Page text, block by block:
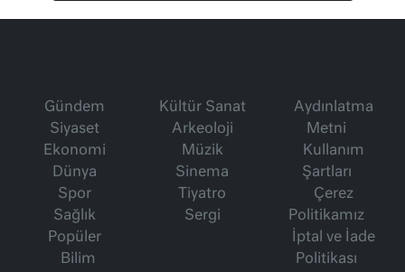
Gündem
Siyaset
Ekonomi
Dünya
Spor
Sağlık
Popüler
Bilim
Kültür Sanat
Arkeoloji
Müzik
Sinema
Tiyatro
Sergi
Aydınlatma
Metni
Kullanım
Şartları
Çerez
Politikamız
İptal ve İade
Politikası